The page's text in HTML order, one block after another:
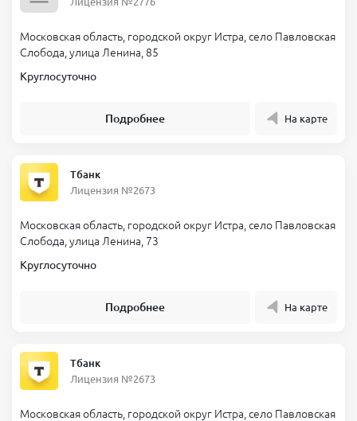
Московская область, городской округ Истра, село Павловская
Слобода, улица Ленина, 85
Круглосуточно
Подробнее На карте
Тбанк
Лицензия №2673
Московская область, городской округ Истра, село Павловская
Слобода, улица Ленина, 73
Круглосуточно
Подробнее На карте
Тбанк
Лицензия №2673
Московская область, городской округ Истра, село Павловская